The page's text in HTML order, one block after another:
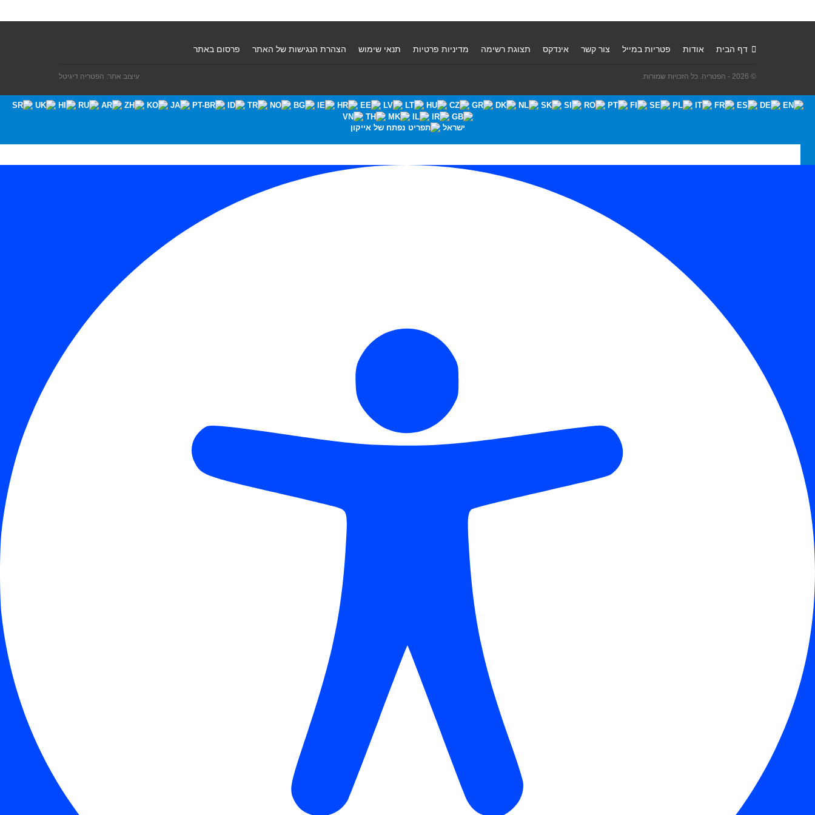
דף הבית אודות פטריות במייל צור קשר אינדקס תצוגת רשימה מדיניות פרטיות תנאי שימוש הצהרת הנגישות של האתר פרסום באתר
© 2026 - הפטריה. כל הזכויות שמורות. עיצוב אתר: הפטריה דיגיטל
ישראל